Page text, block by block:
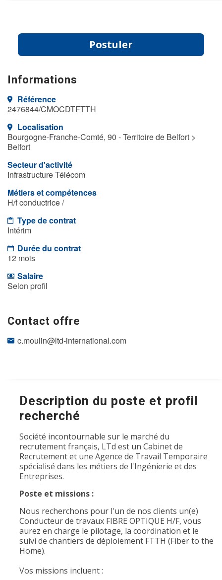
Postuler
Informations
Référence
2476844/CMOCDTFTTH
Localisation
Bourgogne-Franche-Comté, 90 - Territoire de Belfort >
Belfort
Secteur d'activité
Infrastructure Télécom
Métiers et compétences
H/f conductrice /
Type de contrat
Intérim
Durée du contrat
12 mois
Salaire
Selon profil
Contact offre
c.moulin@ltd-international.com
Description du poste et profil
recherché
Société incontournable sur le marché du
recrutement français, LTd est un Cabinet de
Recrutement et une Agence de Travail Temporaire
spécialisé dans les métiers de l'Ingénierie et des
Entreprises.
Poste et missions :
Nous recherchons pour l'un de nos clients un(e)
Conducteur de travaux FIBRE OPTIQUE H/F, vous
aurez en charge le pilotage, la coordination et le
suivi de chantiers de déploiement FTTH (Fiber to the
Home).
Vos missions incluent :